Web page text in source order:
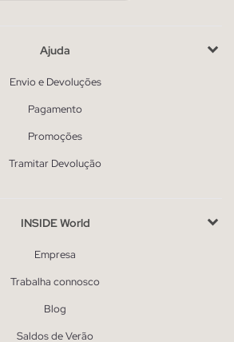
Ajuda
Envio e Devoluções
Pagamento
Promoções
Tramitar Devolução
INSIDE World
Empresa
Trabalha connosco
Blog
Saldos de Verão